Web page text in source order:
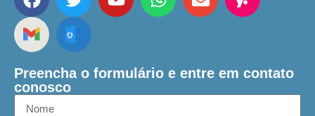
Preencha o formulário e entre em contato
conosco